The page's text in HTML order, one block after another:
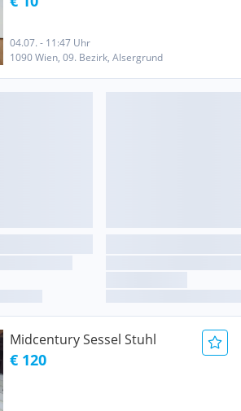
Century Deko Bugholzsessel
04.07. - 11:47 Uhr
1090 Wien, 09. Bezirk, Alsergrund
Midcentury Sessel Stuhl
€ 120